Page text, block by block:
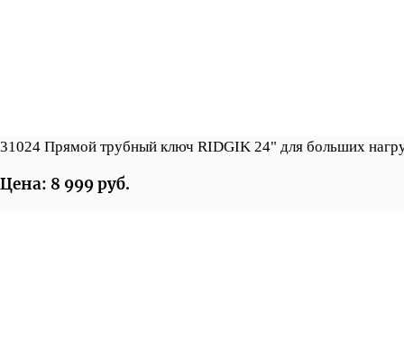
31024 Прямой трубный ключ RIDGIK 24" для больших
Цена: 8 999 руб.